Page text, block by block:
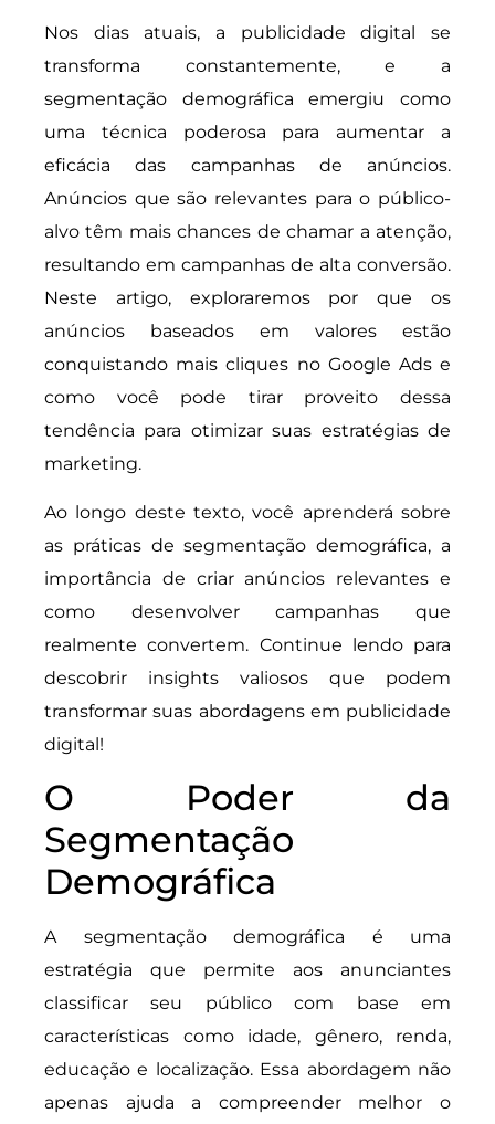
Nos dias atuais, a publicidade digital se
transforma constantemente, e a
segmentação demográfica emergiu como
uma técnica poderosa para aumentar a
eficácia das campanhas de anúncios.
Anúncios que são relevantes para o público-
alvo têm mais chances de chamar a atenção,
resultando em campanhas de alta conversão.
Neste artigo, exploraremos por que os
anúncios baseados em valores estão
conquistando mais cliques no Google Ads e
como você pode tirar proveito dessa
tendência para otimizar suas estratégias de
marketing.
Ao longo deste texto, você aprenderá sobre
as práticas de segmentação demográfica, a
importância de criar anúncios relevantes e
como desenvolver campanhas que
realmente convertem. Continue lendo para
descobrir insights valiosos que podem
transformar suas abordagens em publicidade
digital!
O Poder da
Segmentação
Demográfica
A segmentação demográfica é uma
estratégia que permite aos anunciantes
classificar seu público com base em
características como idade, gênero, renda,
educação e localização. Essa abordagem não
apenas ajuda a compreender melhor o